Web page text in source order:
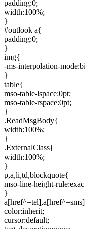
padding:0;
width:100%;
}
#outlook a{
padding:0;
}
img{
-ms-interpolation-
}
table{
mso-table-lspace:0pt;
mso-table-rspace:0pt;
}
.ReadMsgBody{
width:100%;
}
.ExternalClass{
width:100%;
}
p,a,li,td,blockquote{
mso-line-height-
}
color:inherit;
cursor:default;